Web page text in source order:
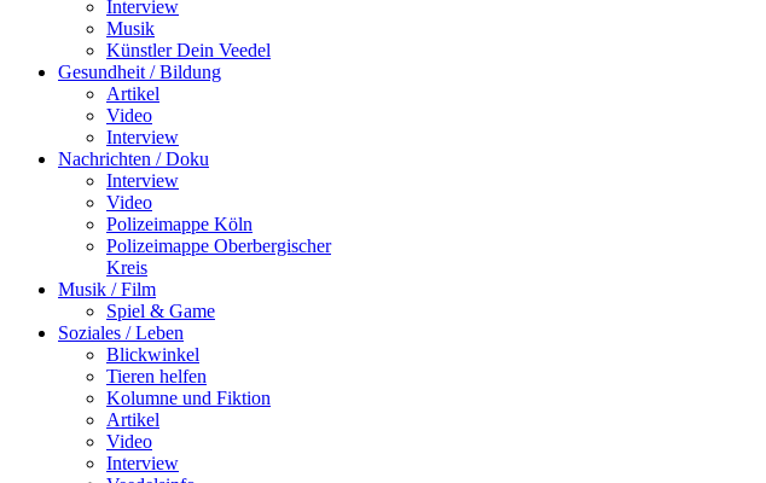
Interview
Musik
Künstler Dein Veedel
Gesundheit / Bildung
Artikel
Video
Interview
Nachrichten / Doku
Interview
Video
Polizeimappe Köln
Polizeimappe Oberbergischer
Kreis
Musik / Film
Spiel & Game
Soziales / Leben
Blickwinkel
Tieren helfen
Kolumne und Fiktion
Artikel
Video
Interview